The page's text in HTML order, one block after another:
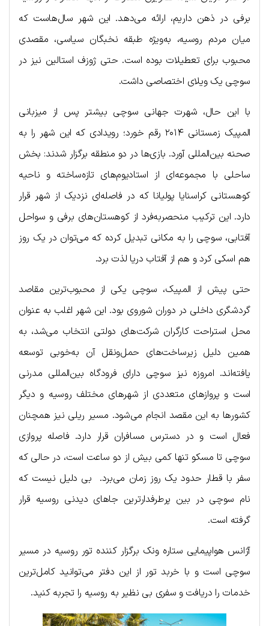
برفی در ذهن داریم، ارائه می‌دهد. این شهر سال‌هاست که
میان مردم روسیه، به‌ویژه طبقه نخبگان سیاسی، مقصدی
محبوب برای تعطیلات بوده است. حتی ژوزف استالین نیز در
سوچی یک ویلای اختصاصی داشت.
با این حال، شهرت جهانی سوچی بیشتر پس از میزبانی
المپیک زمستانی ۲۰۱۴ رقم خورد؛ رویدادی که این شهر را به
صحنه بین‌المللی آورد. بازی‌ها در دو منطقه برگزار شدند: بخش
ساحلی با مجموعه‌ای از استادیوم‌های تازه‌ساخته و ناحیه
کوهستانی کراسنایا پولیانا که در فاصله‌ای نزدیک از شهر قرار
دارد. این ترکیب منحصربه‌فرد از کوهستان‌های برفی و سواحل
آفتابی، سوچی را به مکانی تبدیل کرده که می‌توان در یک روز
هم اسکی کرد و هم از آفتاب دریا لذت برد.
حتی پیش از المپیک، سوچی یکی از محبوب‌ترین مقاصد
گردشگری داخلی در دوران شوروی بود. این شهر اغلب به عنوان
محل استراحت کارگران شرکت‌های دولتی انتخاب می‌شد، به
همین دلیل زیرساخت‌های حمل‌ونقل آن به‌خوبی توسعه
یافته‌اند. امروزه نیز سوچی دارای فرودگاه بین‌المللی مدرنی
است و پروازهای متعددی از شهرهای مختلف روسیه و دیگر
کشورها به این مقصد انجام می‌شود. مسیر ریلی نیز همچنان
فعال است و در دسترس مسافران قرار دارد. فاصله پروازی
سوچی تا مسکو تنها کمی بیش از دو ساعت است، در حالی که
سفر با قطار حدود یک روز زمان می‌برد. بی دلیل نیست که
نام سوچی در بین پرطرفدارترین جاهای دیدنی روسیه قرار
گرفته است.
آژانس هواپیمایی ستاره ونک برگزار کننده تور روسیه در مسیر
سوچی است و با خربد تور از این دفتر می‌توانید کامل‌ترین
خدمات را دریافت و سفری بی نظیر به روسیه را تجربه کنید.